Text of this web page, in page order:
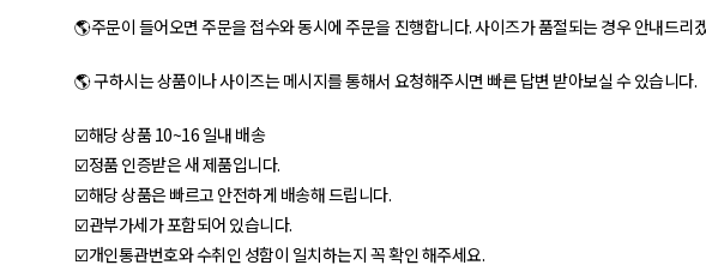
🌎주문이 들어오면 주문을 접수와 동시에 주문을 진행합니다. 사이즈가 품절되는 경우 안내드리
🌎 구하시는 상품이나 사이즈는 메시지를 통해서 요청해주시면 빠른 답변 받아보실 수 있습니다.
☑️해당 상품 10~16 일내 배송
☑️정품 인증받은 새 제품입니다.
☑️해당 상품은 빠르고 안전하게 배송해 드립니다.
☑️관부가세가 포함되어 있습니다.
☑️개인통관번호와 수취인 성함이 일치하는지 꼭 확인 해주세요.